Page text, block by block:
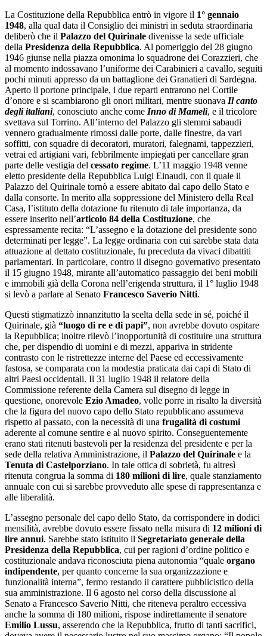
La Costituzione della Repubblica entrò in vigore il 1° gennaio
1948, alla qual data il Consiglio dei ministri in seduta straordinaria
deliberò che il Palazzo del Quirinale divenisse la sede ufficiale
della Presidenza della Repubblica. Al pomeriggio del 28 giugno
1946 giunse nella piazza omonima lo squadrone dei Corazzieri, che
al momento indossavano l’uniforme dei Carabinieri a cavallo, seguiti
pochi minuti appresso da un battaglione dei Granatieri di Sardegna.
Aperto il portone principale, i due reparti entrarono nel Cortile
d’onore e si scambiarono gli onori militari, mentre suonava Il canto
degli italiani, conosciuto anche come Inno di Mameli, e il tricolore
svettava sul Torrino. All’interno del Palazzo gli stemmi sabaudi
vennero gradualmente rimossi dalle porte, dalle finestre, da vari
soffitti, con squadre di decoratori, muratori, falegnami, tappezzieri,
vetrai ed artigiani vari, febbrilmente impiegati per cancellare gran
parte delle vestigia del cessato regime. L’11 maggio 1948 venne
eletto presidente della Repubblica Luigi Einaudi, con il quale il
Palazzo del Quirinale tornò a essere abitato dal capo dello Stato e
dalla consorte. In merito alla soppressione del Ministero della Real
Casa, l’istituto della dotazione fu ritenuto di tale importanza, da
essere inserito nell’articolo 84 della Costituzione, che
espressamente recita: “L’assegno e la dotazione del presidente sono
determinati per legge”. La legge ordinaria con cui sarebbe stata data
attuazione al dettato costituzionale, fu preceduta da vivaci dibattiti
parlamentari. In particolare, contro il disegno governativo presentato
il 15 giugno 1948, mirante all’automatico passaggio dei beni mobili
e immobili già della Corona nell’erigenda struttura, il 1° luglio 1948
si levò a parlare al Senato Francesco Saverio Nitti.
Questi stigmatizzò innanzitutto la scelta della sede in sé, poiché il
Quirinale, già “luogo di re e di papi”, non avrebbe dovuto ospitare
la Repubblica; inoltre rilevò l’inopportunità di costituire una struttura
che, per dispendio di uomini e di mezzi, appariva in stridente
contrasto con le ristrettezze interne del Paese ed eccessivamente
fastosa, se comparata con la modestia praticata dai capi di Stato di
altri Paesi occidentali. Il 31 luglio 1948 il relatore della
Commissione referente della Camera sul disegno di legge in
questione, onorevole Ezio Amadeo, volle porre in risalto la diversità
che la figura del nuovo capo dello Stato repubblicano assumeva
rispetto al passato, con la necessità di una frugalità di costumi
aderente al comune sentire e al nuovo spirito. Conseguentemente
erano stati ritenuti bastevoli per la residenza del presidente e per la
sede della relativa Amministrazione, il Palazzo del Quirinale e la
Tenuta di Castelporziano. In tale ottica di sobrietà, fu altresì
ritenuta congrua la somma di 180 milioni di lire, quale stanziamento
annuale con cui si sarebbe provveduto alle spese di rappresentanza e
alle liberalità.
L’assegno personale del capo dello Stato, da corrispondere in dodici
mensilità, avrebbe dovuto essere fissato nella misura di 12 milioni di
lire annui. Sarebbe stato istituito il Segretariato generale della
Presidenza della Repubblica, cui per ragioni d’ordine politico e
costituzionale andava riconosciuta piena autonomia “quale organo
indipendente, per quanto concerne la sua organizzazione e
funzionalità interna”, fermo restando il carattere pubblicistico della
sua amministrazione. Il 6 agosto nel corso della discussione al
Senato a Francesco Saverio Nitti, che riteneva peraltro eccessiva
anche la somma di 180 milioni, rispose indirettamente il senatore
Emilio Lussu, asserendo che la Repubblica, frutto di tanti sacrifici,